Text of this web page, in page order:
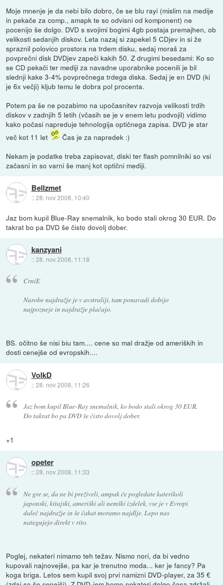
Moje mnenje je da nebi bilo dobro, če se blu rayi (mislim na medije
in pekače za comp., amapk te so odvisni od komponent) ne
pocenijo še dolgo. DVD s svojimi bogimi 4gb postaja premajhen, ob
velikosti sedanjih diskov. Leta nazaj si zapekel 5 CDjev in si že
spraznil polovico prostora na trdem disku, sedaj moraš za
povprečni disk DVDjev zapeči kakih 50. Z drugimi besedami: Ko so
se CD pekači ter mediji za navadne uporabnike pocenili je bil
slednji kake 3-4% povprečnega trdega diska. Sedaj je en DVD (ki
je 6x večji) kljub temu le dobra pol procenta.
Potem pa še ne pozabimo na upočasnitev razvoja velikosti trdih
diskov v zadnjih 5 letih (včasih se je v enem letu podvojil) vidimo
kako počasi napreduje tehnologija optičnega zapisa. DVD je star
več kot 11 let
Čas je za napredek :)
Nekam je podatke treba zapisovat, diski ter flash pomnilniki so vsi
začasni in so varni še manj kot optični mediji.
Bellzmet
::28. nov 2008, 10:40
Jaz bom kupil Blue-Ray snemalnik, ko bodo stali okrog 30 EUR. Do
takrat bo pa DVD še čisto dovolj dober.
kanzyani
::28. nov 2008, 11:18
CrniE
Narobe najdražje je v avstraliji, tam ponavadi dobijo
najpozneje in najdražje plačajo.
BS. očitno še nisi biu tam.... cene so mal dražje od ameriških in
dosti cenejše od evropskih....
VolkD
::28. nov 2008, 11:26
Jaz bom kupil Blue-Ray snemalnik, ko bodo stali okrog 30 EUR.
Do takrat bo pa DVD še čisto dovolj dober.
+1
opeter
::28. nov 2008, 11:33
Ne gre se, da ne bi preživeli, ampak če pogledate katerikoli
japonski, kitajski, ameriški ali nemški izdelek, vse je v Evropi
daleč najdražje in še čakat moramo najdlje. Lepo nas
nategujejo direkt v rito.
Poglej, nekateri nimamo teh težav. Nismo nori, da bi vedno
kupovali najnovejše, pa kar je trenutno moda... ker je fancy? Pa
koga briga. Letos sem kupil svoj prvi namizni DVD-player, za 35 €